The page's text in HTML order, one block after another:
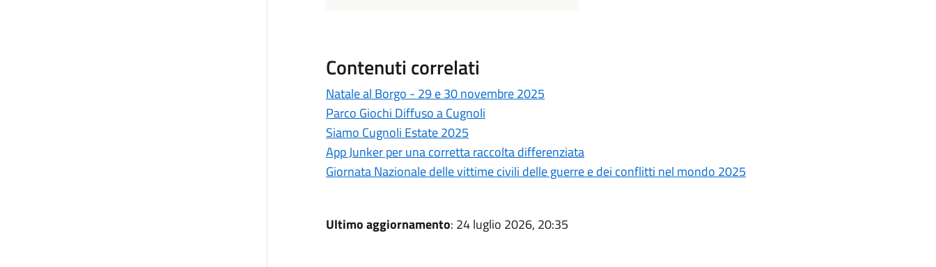
Contenuti correlati
Natale al Borgo - 29 e 30 novembre 2025
Parco Giochi Diffuso a Cugnoli
Siamo Cugnoli Estate 2025
App Junker per una corretta raccolta differenziata
Giornata Nazionale delle vittime civili delle guerre e dei conflitti nel mondo 2025
Ultimo aggiornamento: 24 luglio 2026, 20:35